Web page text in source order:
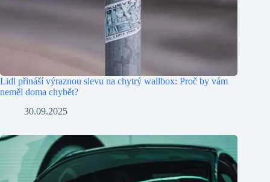
Lidl přináší výraznou slevu na chytrý wallbox: Proč by vám
neměl doma chybět?
30.09.2025